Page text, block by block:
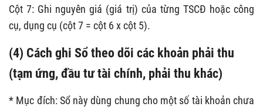
Cột 7: Ghi nguyên giá (giá trị) của từng TSCĐ hoặc công
cụ, dụng cụ (cột 7 = cột 6 x cột 5).
(4) Cách ghi Sổ theo dõi các khoản phải thu
(tạm ứng, đầu tư tài chính, phải thu khác)
* Mục đích: Sổ này dùng chung cho một số tài khoản chưa